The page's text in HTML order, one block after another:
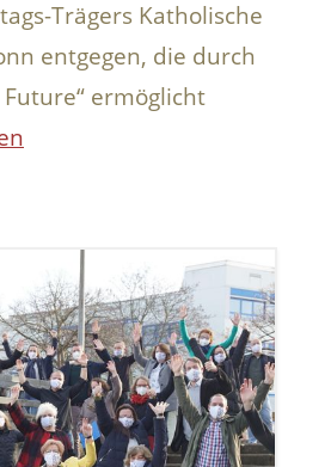
Trägers Katholische
entgegen, die durch
ermöglicht